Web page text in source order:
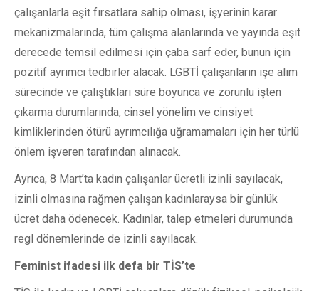
çalışanlarla eşit fırsatlara sahip olması, işyerinin karar
mekanizmalarında, tüm çalışma alanlarında ve yayında eşit
derecede temsil edilmesi için çaba sarf eder, bunun için
pozitif ayrımcı tedbirler alacak. LGBTİ çalışanların işe alım
sürecinde ve çalıştıkları süre boyunca ve zorunlu işten
çıkarma durumlarında, cinsel yönelim ve cinsiyet
kimliklerinden ötürü ayrımcılığa uğramamaları için her türlü
önlem işveren tarafından alınacak.
Ayrıca, 8 Mart’ta kadın çalışanlar ücretli izinli sayılacak,
izinli olmasına rağmen çalışan kadınlaraysa bir günlük
ücret daha ödenecek. Kadınlar, talep etmeleri durumunda
regl dönemlerinde de izinli sayılacak.
Feminist ifadesi ilk defa bir TİS’te